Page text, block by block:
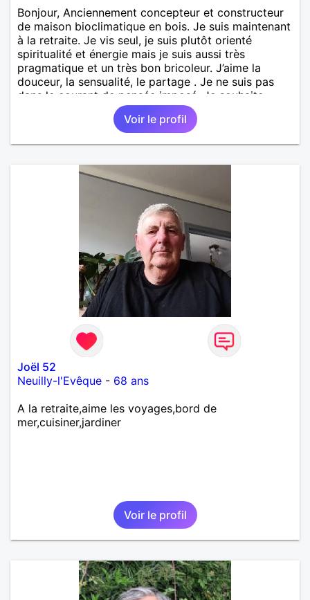
Bonjour, Anciennement concepteur et constructeur
de maison bioclimatique en bois. Je suis maintenant
à la retraite. Je vis seul, je suis plutôt orienté
spiritualité et énergie mais je suis aussi très
pragmatique et un très bon bricoleur. J’aime la
douceur, la sensualité, le partage . Je ne suis pas
dans le courant de pensée imposé. Je souhaite
rencontrer une personne pour partager,
expérimenté, découvrir ensemble et se soutenir
mutuellement pour devenir le meilleur de soi-même
mais je compte m'installer à nouveau à l'ile de la
Réunion avant la fin 2026. Pierre
Voir le profil
Joël 52
Neuilly-l'Evêque - 68 ans
A la retraite,aime les voyages,bord de
mer,cuisiner,jardiner
Voir le profil